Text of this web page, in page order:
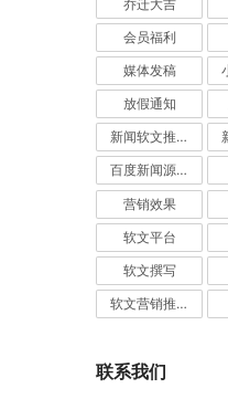
乔迁大吉
会员福利
媒体发稿
放假通知
新闻软文推广发稿
百度新闻源发布
营销效果
软文平台
软文撰写
软文营销推广
联系我们